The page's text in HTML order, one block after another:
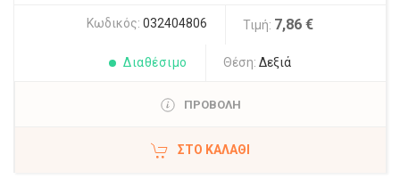
Κωδικός: 032404806 Τιμή: 7,86 €
Διαθέσιμο Θέση: Δεξιά
ΠΡΟΒΟΛΗ
ΣΤΟ ΚΑΛΆΘΙ